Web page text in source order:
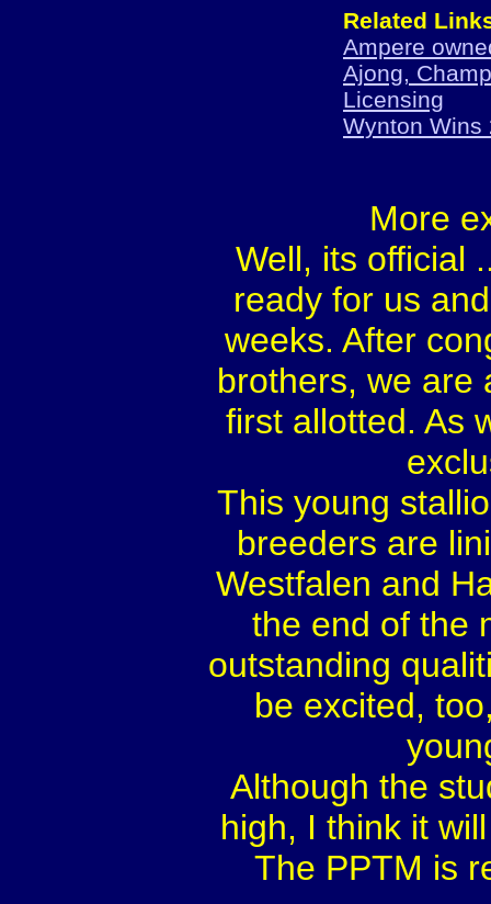
Related
Ampere
Ajong,
Licensing
Wynton Wins
More
Well, its official
ready for us
weeks. After
brothers, we are
first allotted. As
This young
breeders are
Westfalen and
the end of the
outstanding
be excited,
Although the
high, I think it
The PPTM is